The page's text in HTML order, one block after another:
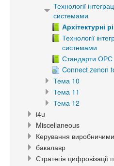
Технології
системами
Архітектурні
Технології
системами
Стандарти ОРС
Connect zenon
Тема 10
Тема 11
Тема 12
i4u
Miscellaneous
Керування
бакалавр
Стратегія цифровізації